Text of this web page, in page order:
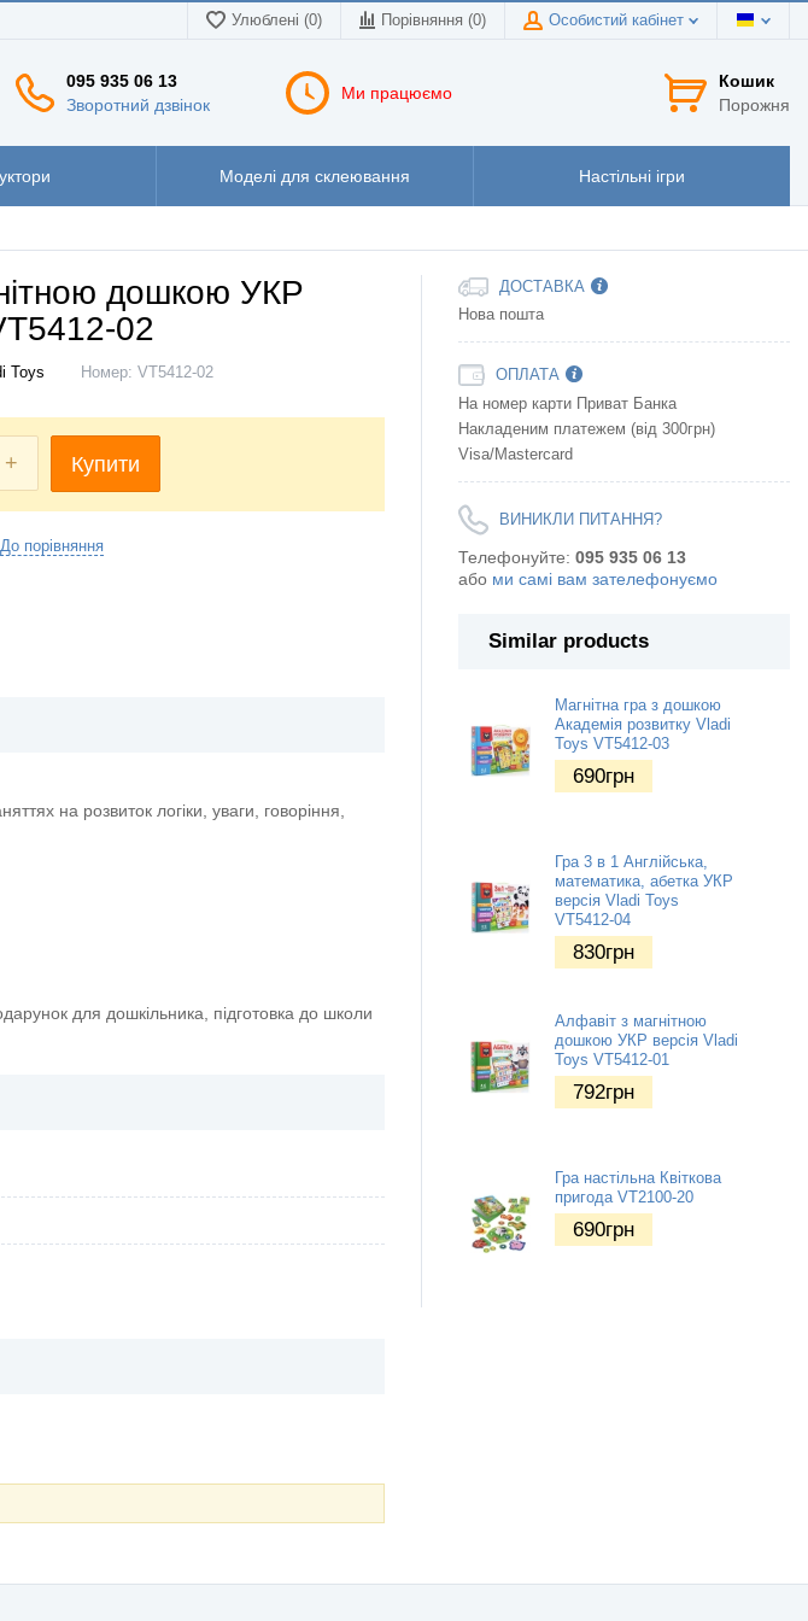
Улюблені (0) Порівняння (0) Особистий кабінет
095 935 06 13
Зворотний дзвінок
Ми працюємо
Кошик
Порожня
Моделі для склеювання Настільні ігри
дошкою УКР
02
Toys Номер: VT5412-02
+ Купити
До порівняння
на розвиток логіки, уваги, говоріння,
для дошкільника, підготовка до школи
ДОСТАВКА
Нова пошта
ОПЛАТА
На номер карти Приват Банка
Накладеним платежем (від 300грн)
Visa/Mastercard
ВИНИКЛИ ПИТАННЯ?
Телефонуйте: 095 935 06 13
або ми самі вам зателефонуємо
Similar products
Магнітна гра з дошкою
Академія розвитку Vladi
Toys VT5412-03
690грн
Гра 3 в 1 Англійська,
математика, абетка УКР
версія Vladi Toys
VT5412-04
830грн
Алфавіт з магнітною
дошкою УКР версія Vladi
Toys VT5412-01
792грн
Гра настільна Квіткова
пригода VT2100-20
690грн